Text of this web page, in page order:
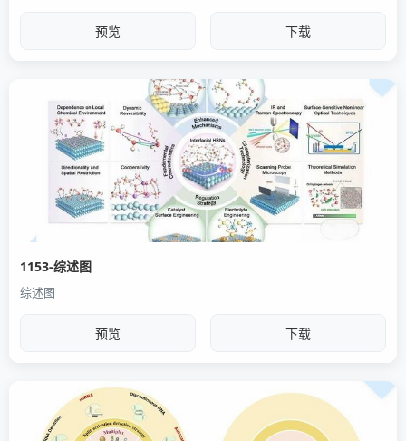
预览 下载
1153-综述图
综述图
预览 下载